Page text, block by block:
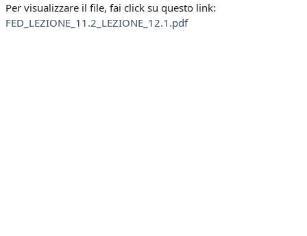
Per visualizzare il file, fai click su questo link:
FED_LEZIONE_11.2_LEZIONE_12.1.pdf